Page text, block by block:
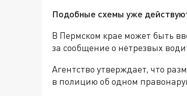
Подобные схемы уже
В Пермском крае может быть
за сообщение о нетрезвых
Агентство утверждает, что
в полицию об одном